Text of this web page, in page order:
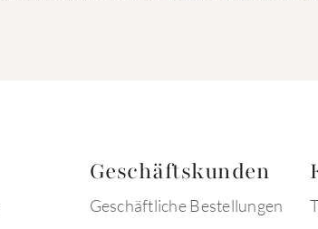
Geschäftskunden
Geschäftliche Bestellungen